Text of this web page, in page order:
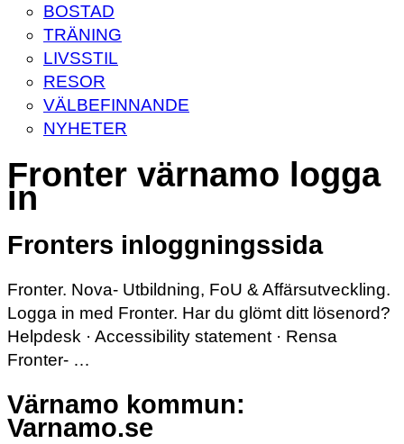
BOSTAD
TRÄNING
LIVSSTIL
RESOR
VÄLBEFINNANDE
NYHETER
Fronter värnamo logga
in
Fronters inloggningssida
Fronter. Nova- Utbildning, FoU & Affärsutveckling.
Logga in med Fronter. Har du glömt ditt lösenord?
Helpdesk · Accessibility statement · Rensa
Fronter- …
Värnamo kommun:
Varnamo.se